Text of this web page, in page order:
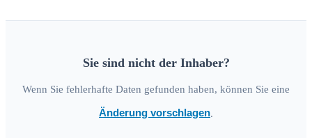
Sie sind nicht der Inhaber?
Wenn Sie fehlerhafte Daten gefunden haben, können Sie eine
Änderung vorschlagen